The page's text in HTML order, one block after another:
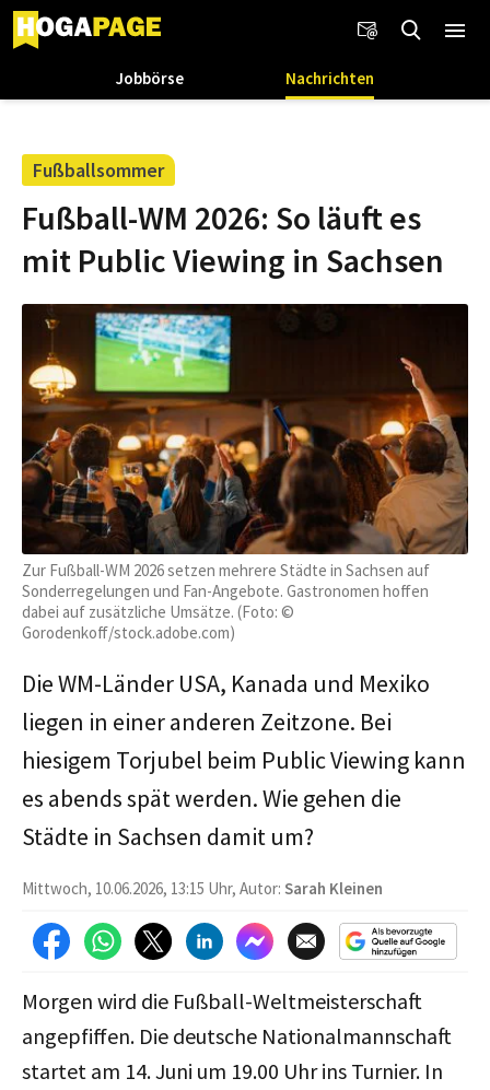
Jobbörse Nachrichten
Fußballsommer
Fußball-WM 2026: So läuft es
mit Public Viewing in Sachsen
Zur Fußball-WM 2026 setzen mehrere Städte in Sachsen auf
Sonderregelungen und Fan-Angebote. Gastronomen hoffen
dabei auf zusätzliche Umsätze. (Foto: ©
Gorodenkoff/stock.adobe.com)
Die WM-Länder USA, Kanada und Mexiko
liegen in einer anderen Zeitzone. Bei
hiesigem Torjubel beim Public Viewing kann
es abends spät werden. Wie gehen die
Städte in Sachsen damit um?
Mittwoch, 10.06.2026, 13:15 Uhr, Autor: Sarah Kleinen
Morgen wird die Fußball-Weltmeisterschaft
angepfiffen. Die deutsche Nationalmannschaft
startet am 14. Juni um 19.00 Uhr ins Turnier. In